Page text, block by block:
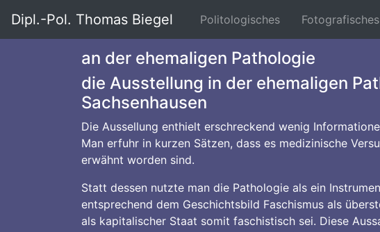
Dipl.-Pol. Thomas Biegel Politologisches(current)Fotografisches
an der ehemaligen Pathologie
die Ausstellung in der ehemaligen
Sachsenhausen
Die Aussellung enthielt erschreckend wenig
Man erfuhr in kurzen Sätzen, dass es medizinische
erwähnt worden sind.
Statt dessen nutzte man die Pathologie als ein
entsprechend dem Geschichtsbild Faschismus als
als kapitalischer Staat somit faschistisch sei. Diese